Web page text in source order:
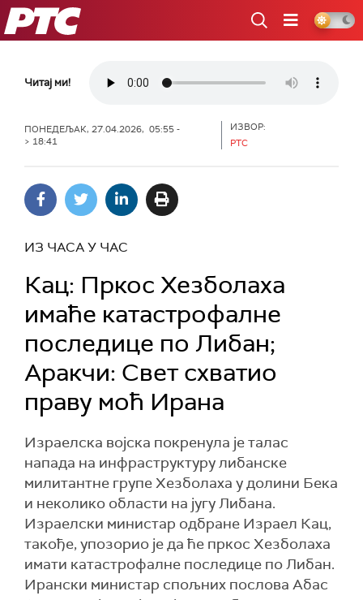
РТС
Читај ми!
ПОНЕДЕЉАК, 27.04.2026, 05:55 -
> 18:41
ИЗВОР:
РТС
ИЗ ЧАСА У ЧАС
Кац: Пркос Хезболаха
имаће катастрофалне
последице по Либан;
Аракчи: Свет схватио
праву моћ Ирана
Израелска војска покренула је талас
напада на инфраструктуру либанске
милитантне групе Хезболаха у долини Бека
и неколико области на југу Либана.
Израелски министар одбране Израел Кац,
такође, упозорио је да ће пркос Хезболаха
имати катастрофалне последице по Либан.
Ирански министар спољних послова Абас